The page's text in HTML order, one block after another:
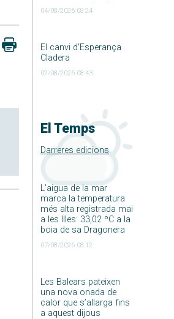
04/08/2026 08:24
El canvi d’Esperança
Cladera
02/08/2026 08:43
El Temps
Darreres edicions
L’aigua de la mar
marca la temperatura
més alta registrada mai
a les Illes: 33,02 ºC a la
boia de sa Dragonera
07/08/2026 08:12
Les Balears pateixen
una nova onada de
calor que s’allarga fins
a aquest dijous